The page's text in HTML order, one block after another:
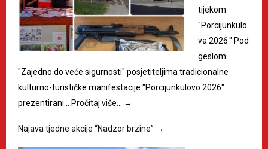
tijekom
"Porcijunkulo
va 2026." Pod
geslom
"Zajedno do veće sigurnosti" posjetiteljima tradicionalne
kulturno-turističke manifestacije "Porcijunkulovo 2026"
prezentirani… Pročitaj više… →
Najava tjedne akcije “Nadzor brzine” →